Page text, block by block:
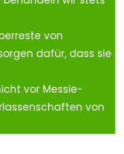
von
dafür, dass sie
vor Messie-
von